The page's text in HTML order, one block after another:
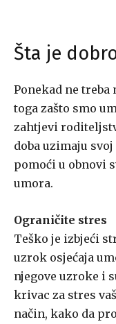
Šta je
Ponekad ne
toga zašto smo
zahtjevi
doba uzimaju
pomoći u obnovi
umora.
Ograničite stres
Teško je izbjeći
uzrok osjećaja
njegove uzroke i
krivac za stres
način, kako da